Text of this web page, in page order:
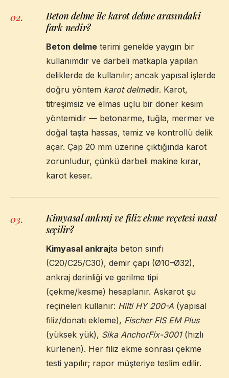
02.
Beton delme ile karot delme arasındaki
fark nedir?
Beton delme terimi genelde yaygın bir
kullanımdır ve darbeli matkapla yapılan
deliklerde de kullanılır; ancak yapısal işlerde
doğru yöntem karot delmedir. Karot,
titreşimsiz ve elmas uçlu bir döner kesim
yöntemidir — betonarme, tuğla, mermer ve
doğal taşta hassas, temiz ve kontrollü delik
açar. Çap 20 mm üzerine çıktığında karot
zorunludur, çünkü darbeli makine kırar,
karot keser.
03.
Kimyasal ankraj ve filiz ekme reçetesi nasıl
seçilir?
Kimyasal ankrajta beton sınıfı
(C20/C25/C30), demir çapı (Ø10–Ø32),
ankraj derinliği ve gerilme tipi
(çekme/kesme) hesaplanır. Askarot şu
reçineleri kullanır: Hilti HY 200-A (yapısal
filiz/donatı ekleme), Fischer FIS EM Plus
(yüksek yük), Sika AnchorFix-3001(hızlı
kürlenen). Her filiz ekme sonrası çekme
testi yapılır; rapor müşteriye teslim edilir.